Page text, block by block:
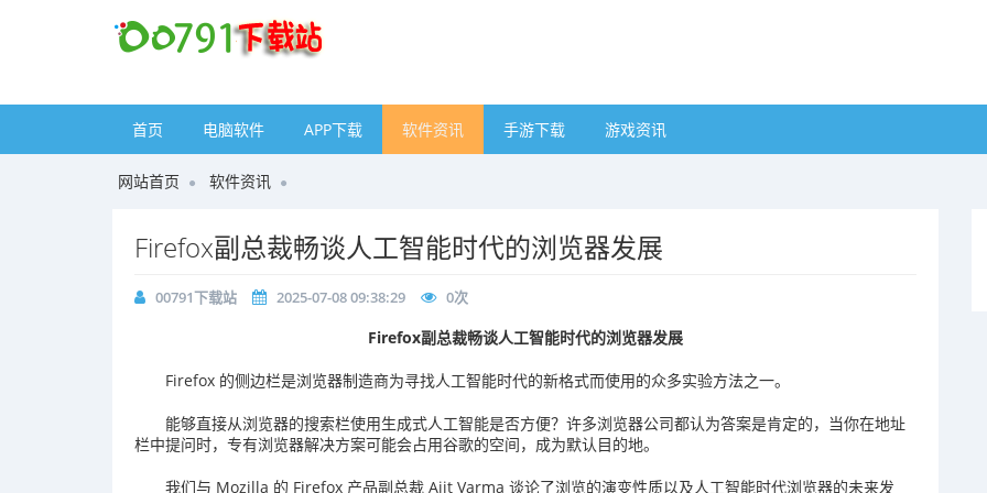
首页 电脑软件 APP下载 软件资讯 手游下载 游戏资讯
网站首页 软件资讯
​Firefox副总裁畅谈人工智能时代的浏览器发展
00791下载站 2025-07-08 09:38:29 0次
Firefox副总裁畅谈人工智能时代的浏览器发展
Firefox 的侧边栏是浏览器制造商为寻找人工智能时代的新格式而使用的众多实验方法之一。
能够直接从浏览器的搜索栏使用生成式人工智能是否方便？许多浏览器公司都认为答案是肯定的，当你在地址
栏中提问时，专有浏览器解决方案可能会占用谷歌的空间，成为默认目的地。
我们与 Mozilla 的 Firefox 产品副总裁 Ajit Varma 谈论了浏览的演变性质以及人工智能时代浏览器的未来发